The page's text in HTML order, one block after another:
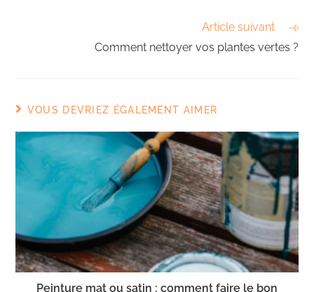
Article suivant
Comment nettoyer vos plantes vertes ?
VOUS DEVRIEZ ÉGALEMENT AIMER
Peinture mat ou satin : comment faire le bon